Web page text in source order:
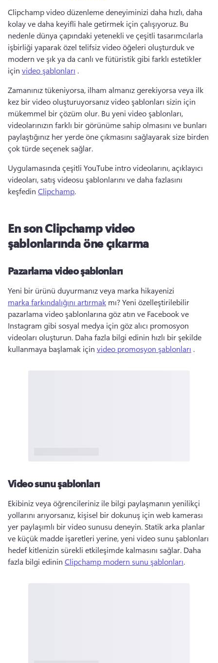
Clipchamp video düzenleme deneyiminizi daha hızlı, daha
kolay ve daha keyifli hale getirmek için çalışıyoruz. Bu
nedenle dünya çapındaki yetenekli ve çeşitli tasarımcılarla
işbirliği yaparak özel telifsiz video öğeleri oluşturduk ve
modern ve şık ya da canlı ve fütüristik gibi farklı estetikler
için video şablonları .
Zamanınız tükeniyorsa, ilham almanız gerekiyorsa veya ilk
kez bir video oluşturuyorsanız video şablonları sizin için
mükemmel bir çözüm olur. Bu yeni video şablonları,
videolarınızın farklı bir görünüme sahip olmasını ve bunları
paylaştığınız her yerde öne çıkmasını sağlayarak size birden
çok türde seçenek sağlar.
Uygulamasında çeşitli YouTube intro videolarını, açıklayıcı
videoları, satış videosu şablonlarını ve daha fazlasını
keşfedin Clipchamp.
En son Clipchamp video
şablonlarında öne çıkarma
Pazarlama video şablonları
Yeni bir ürünü duyurmanız veya marka hikayenizi
marka farkındalığını artırmak mı? Yeni özelleştirilebilir
pazarlama video şablonlarına göz atın ve Facebook ve
Instagram gibi sosyal medya için göz alıcı promosyon
videoları oluşturun. Daha fazla bilgi edinin hızlı bir şekilde
kullanmaya başlamak için video promosyon şablonları .
Video sunu şablonları
Ekibiniz veya öğrencileriniz ile bilgi paylaşmanın yenilikçi
yollarını arıyorsanız, kişisel bir dokunuş için web kamerası
yer paylaşımlı bir video sunusu deneyin. Statik arka planlar
ve küçük madde işaretleri yerine, yeni video sunu şablonları
hedef kitlenizin sürekli etkileşimde kalmasını sağlar. Daha
fazla bilgi edinin Clipchamp modern sunu şablonları.